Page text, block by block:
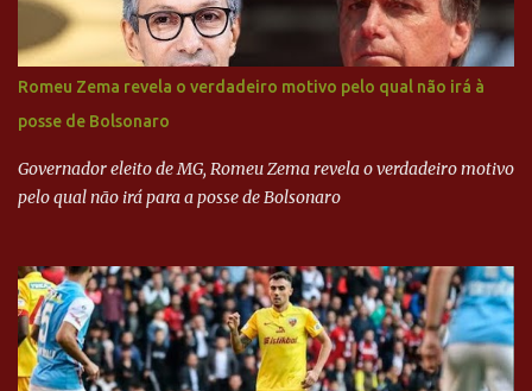
empreiteira refere-se ao governador de São Paulo, Geraldo
Alckmin (PSDB) — nenhum deles, no entanto, disse ter negociado
diretamente com o paulista. Depoimentos mostram como o
dinheiro da Odebrecht bancou a campanha de Serra em 2010 Leia
mais... A Lava Jato chega ao PSDB | VEJA.com
Romeu Zema revela o verdadeiro motivo pelo qual não irá à
posse de Bolsonaro
Governador eleito de MG, Romeu Zema revela o verdadeiro motivo
pelo qual não irá para a posse de Bolsonaro